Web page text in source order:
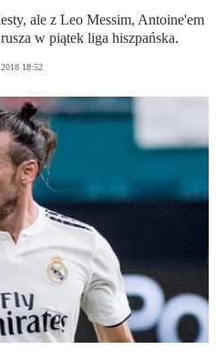
ale z Leo Messim, Antoine'em
w piątek liga hiszpańska.
18:52